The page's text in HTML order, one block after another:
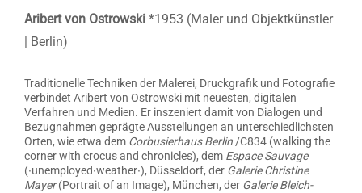
Aribert von Ostrowski *1953 (Maler und Objektkünstler
| Berlin)
Traditionelle Techniken der Malerei, Druckgrafik und Fotografie
verbindet Aribert von Ostrowski mit neuesten, digitalen
Verfahren und Medien. Er inszeniert damit von Dialogen und
Bezugnahmen geprägte Ausstellungen an unterschiedlichsten
Orten, wie etwa dem Corbusierhaus Berlin /C834 (walking the
corner with crocus and chronicles), dem Espace Sauvage
(∙unemployed∙weather∙), Düsseldorf, der Galerie Christine
Mayer(Portrait of an Image), München, der Galerie Bleich-